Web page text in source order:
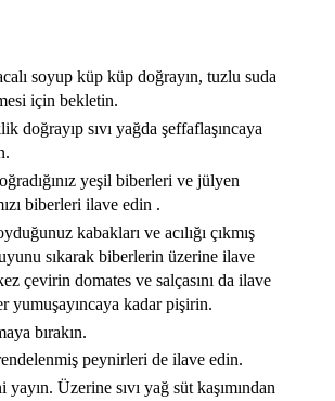
soyup küp küp doğrayın, tuzlu suda
için bekletin.
doğrayıp sıvı yağda şeffaflaşıncaya
yeşil biberleri ve jülyen
biberleri ilave edin .
kabakları ve acılığı çıkmış
sıkarak biberlerin üzerine ilave
çevirin domates ve salçasını da ilave
yumuşayıncaya kadar pişirin.
bırakın.
peynirleri de ilave edin.
Üzerine sıvı yağ süt kaşımından